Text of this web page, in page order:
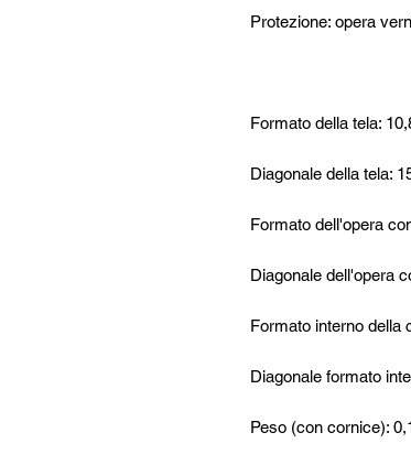
Protezione: opera
Formato della tela:
Diagonale della tela:
Formato dell'opera
Diagonale dell'opera
Formato interno
Diagonale formato
Peso (con cornice):